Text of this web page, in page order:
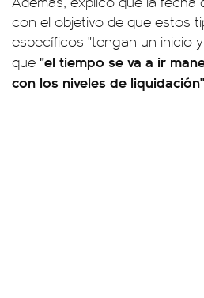
con el objetivo de que estos
específicos "tengan un inicio
que "el tiempo se va a ir
con los niveles de